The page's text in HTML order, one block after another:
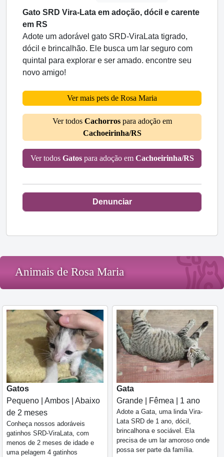
Gato SRD Vira-Lata em adoção, dócil e carente
em RS
Adote um adorável gato SRD-ViraLata tigrado,
dócil e brincalhão. Ele busca um lar seguro com
quintal para explorar e ser amado. encontre seu
novo amigo!
Ver mais pets de Rosa Maria
Ver todos Cachorrospara adoção em
Cachoeirinha/RS
Ver todos Gatospara adoção em Cachoeirinha/RS
Denunciar
Animais de Rosa Maria
Gatos
Pequeno | Ambos | Abaixo
de 2 meses
Conheça nossos adoráveis
gatinhos SRD-ViraLata, com
menos de 2 meses de idade e
uma pelagem 4 gatinhos
Gata
Grande | Fêmea | 1 ano
Adote a Gata, uma linda Vira-
Lata SRD de 1 ano, dócil,
brincalhona e sociável. Ela
precisa de um lar amoroso onde
possa ser parte da família.